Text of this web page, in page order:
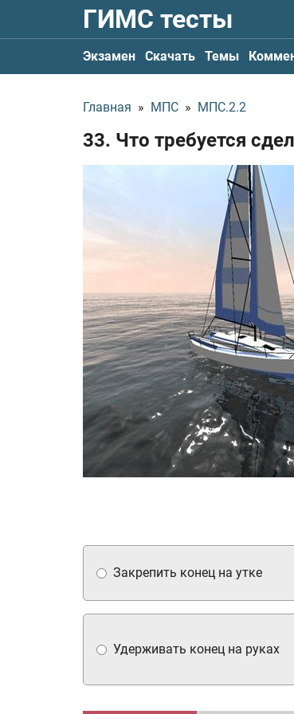
ГИМС тесты
Экзамен Скачать Темы
Главная » МПС » МПС.2.2
33. Что требуется
Удерживать конец на руках
Закрепить конец на утке